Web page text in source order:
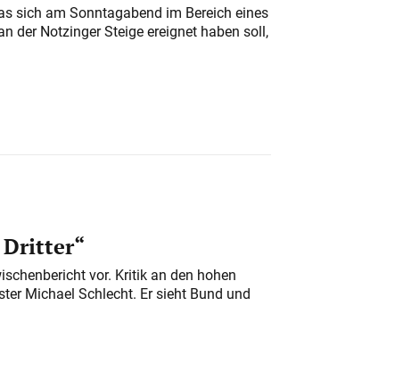
sich am Sonntagabend im Bereich eines
der Notzinger Steige ereignet haben soll,
Dritter“
vor. Kritik an den hohen
Michael Schlecht. Er sieht Bund und